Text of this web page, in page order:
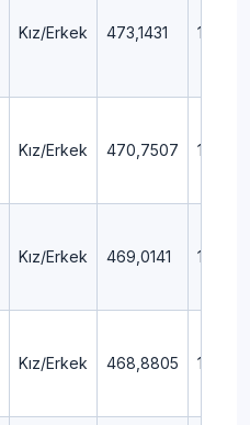
Kız/Erkek 473,1431 1,4
Kız/Erkek 470,7507 1,58
Kız/Erkek 469,0141 1,74
Kız/Erkek 468,8805 1,75